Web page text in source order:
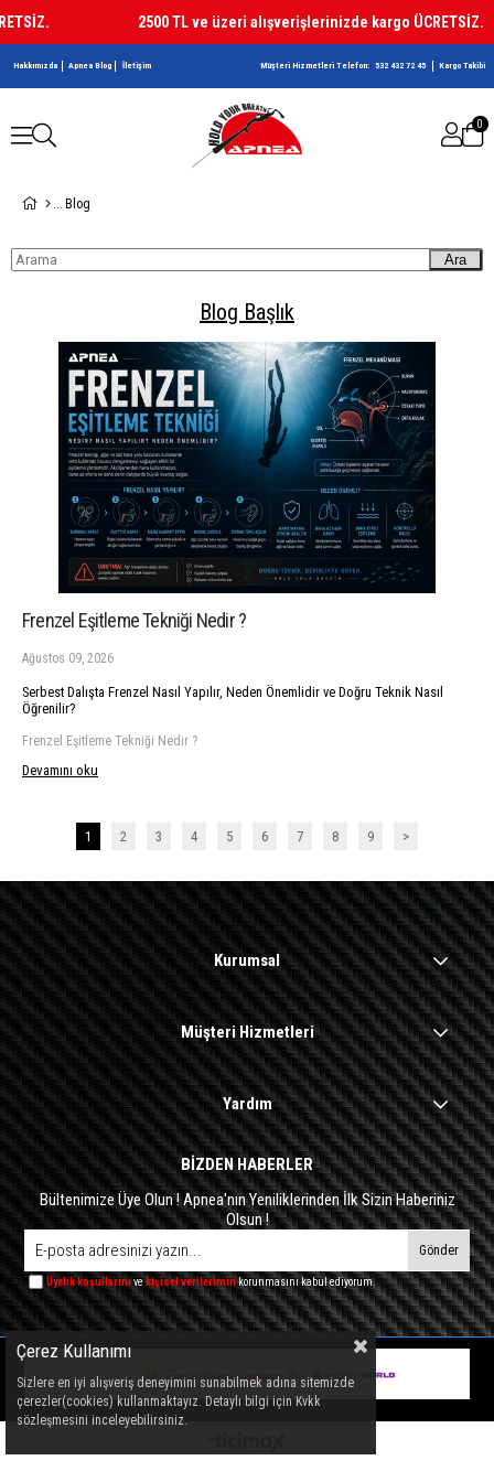
2500 TL ve üzeri alışverişlerinizde kargo ÜCRETSİZ.
Hakkımızda Apnea Blog İletişim Müşteri Hizmetleri Telefon: 532 432 72 45 Kargo Takibi
0
Blog
Ara
Blog Başlık
Frenzel Eşitleme Tekniği Nedir ?
Ağustos 09, 2026
Serbest Dalışta Frenzel Nasıl Yapılır, Neden Önemlidir ve Doğru Teknik Nasıl
Öğrenilir?
Frenzel Eşitleme Tekniği Nedir ?
Devamını oku
1 2 3 4 5 6 7 8 9 >
Kurumsal
Müşteri Hizmetleri
Yardım
BİZDEN HABERLER
Bültenimize Üye Olun ! Apnea'nın Yeniliklerinden İlk Sizin Haberiniz
Olsun !
Gönder
Üyelik koşullarınıvekişisel verileriminkorunmasını kabul ediyorum.
Çerez Kullanımı
Sizlere en iyi alışveriş deneyimini sunabilmek adına sitemizde
çerezler(cookies) kullanmaktayız. Detaylı bilgi için Kvkk
sözleşmesini inceleyebilirsiniz.